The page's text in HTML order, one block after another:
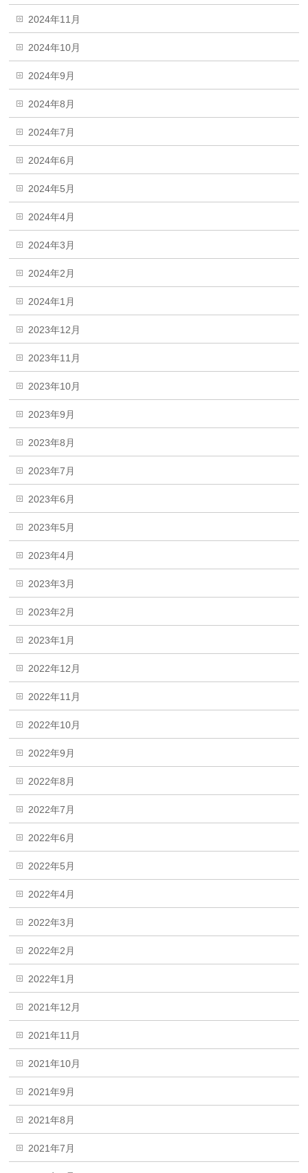
2024年11月
2024年10月
2024年9月
2024年8月
2024年7月
2024年6月
2024年5月
2024年4月
2024年3月
2024年2月
2024年1月
2023年12月
2023年11月
2023年10月
2023年9月
2023年8月
2023年7月
2023年6月
2023年5月
2023年4月
2023年3月
2023年2月
2023年1月
2022年12月
2022年11月
2022年10月
2022年9月
2022年8月
2022年7月
2022年6月
2022年5月
2022年4月
2022年3月
2022年2月
2022年1月
2021年12月
2021年11月
2021年10月
2021年9月
2021年8月
2021年7月